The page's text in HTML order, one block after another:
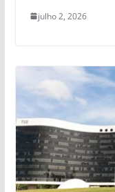
julho 2, 2026